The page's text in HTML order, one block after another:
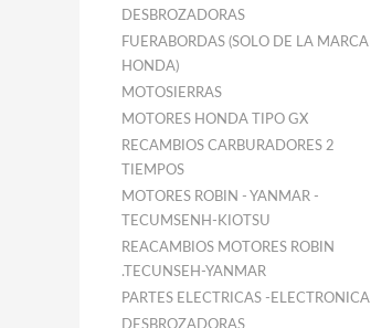
DESBROZADORAS
FUERABORDAS (SOLO DE LA MARCA
HONDA)
MOTOSIERRAS
MOTORES HONDA TIPO GX
RECAMBIOS CARBURADORES 2
TIEMPOS
MOTORES ROBIN - YANMAR -
TECUMSENH-KIOTSU
REACAMBIOS MOTORES ROBIN
.TECUNSEH-YANMAR
PARTES ELECTRICAS -ELECTRONICA